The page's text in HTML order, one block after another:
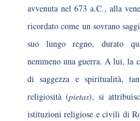
avvenuta nel 673 a.C., alla
ricordato come un sovrano
suo lungo regno, durato
nemmeno una guerra. A lui, la
di saggezza e spiritualità,
religiosità (pietas), si
istituzioni religiose e civili di